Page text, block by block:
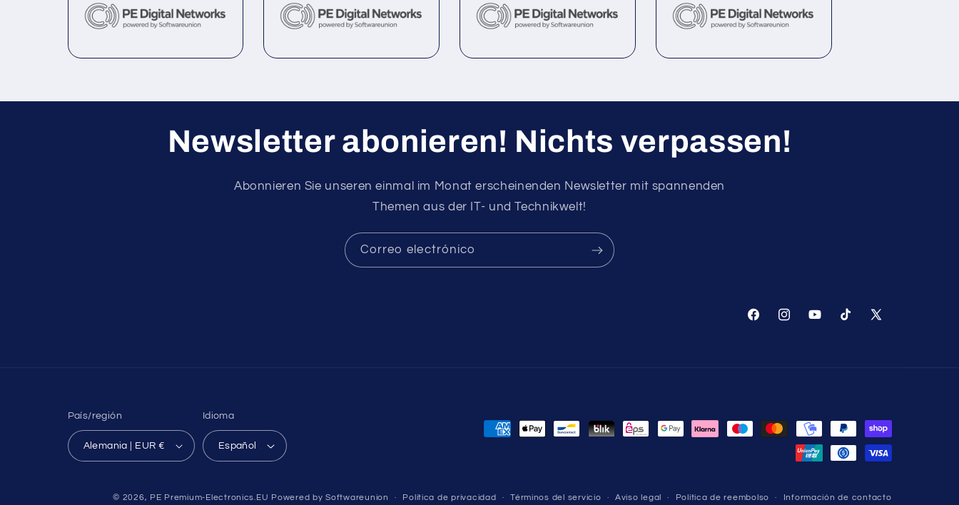
oferta
oferta
oferta
oferta
Newsletter abonieren! Nichts verpassen!
Abonnieren Sie unseren einmal im Monat erscheinenden Newsletter mit spannenden
Themen aus der IT- und Technikwelt!
Correo electrónico
FacebookInstagramYouTubeTikTok X
País/región
Alemania | EUR €
Idioma
Español
Formas
© 2026, PE Premium-Electronics.EU Powered by Softwareunion Política de privacidad Términos del servicio Aviso legal Política de reembolso Información de contacto